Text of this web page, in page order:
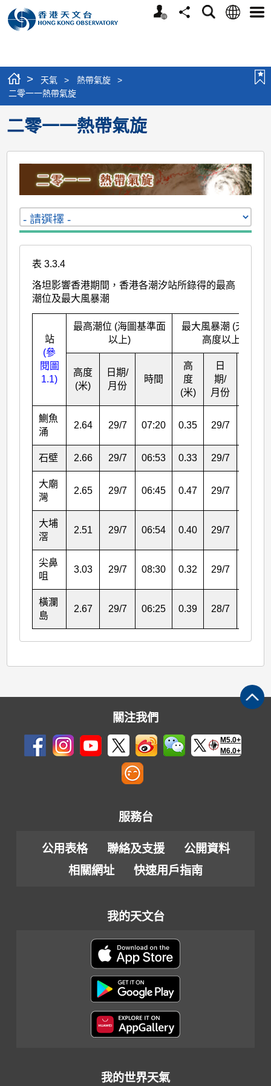
個
分
搜
語
選
> 天氣 > 熱帶氣旋
>
二零一一熱帶氣旋
二零一一熱帶氣旋
表 3.3.4
洛坦影響香港期間，香港各潮汐站所錄得的最高
潮位及最大風暴潮
站
(參
閱圖
1.1)
最高潮位 (海圖基準面
以上)
最大風暴潮 (天文潮
高度以上)
高度
(米)
日期/
月份
時間
高
度
(米)
日
期/
月份
鰂魚
涌
2.64 29/7 07:20 0.35 29/7
石壁 2.66 29/7 06:53 0.33 29/7
大廟
灣
2.65 29/7 06:45 0.47 29/7
大埔
滘
2.51 29/7 06:54 0.40 29/7
尖鼻
咀
3.03 29/7 08:30 0.32 29/7
橫瀾
島
2.67 29/7 06:25 0.39 28/7
關注我們
M5.0+
M6.0+
服務台
公用表格 聯絡及支援
公開資料
相關網址
快速用戶指南
我的天文台
我的世界天氣